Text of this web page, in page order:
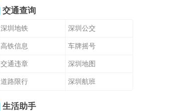
交通查询
深圳地铁 深圳公交
高铁信息 车牌摇号
交通违章 深圳地图
道路限行 深圳航班
生活助手